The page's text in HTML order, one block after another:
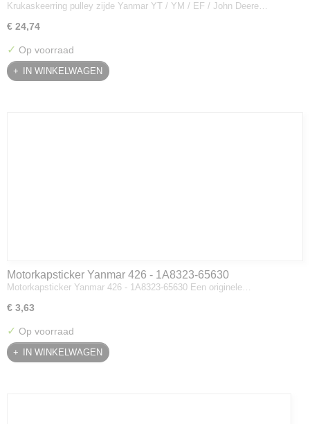
Deere - 119934-01800
Krukaskeerring pulley zijde Yanmar YT / YM / EF / John Deere…
€ 24,74
✓ Op voorraad
IN WINKELWAGEN
Motorkapsticker Yanmar 426 - 1A8323-65630
Motorkapsticker Yanmar 426 - 1A8323-65630 Een originele…
€ 3,63
✓ Op voorraad
IN WINKELWAGEN